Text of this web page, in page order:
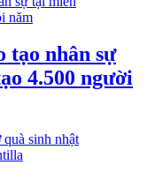
tạo nhân sự
4.500 người